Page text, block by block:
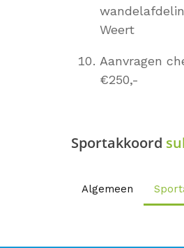
Weert
Aanvragen
€250,-
Sportakkoord
Algemeen